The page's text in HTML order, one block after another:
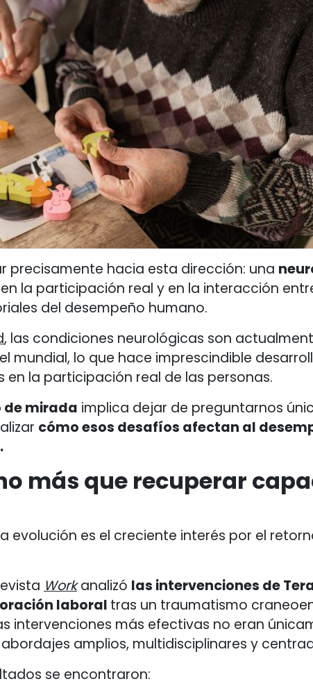
precisamente hacia esta dirección: una
la participación real y en la interacción
del desempeño humano.
, las condiciones neurológicas son
mundial, lo que hace imprescindible
la participación real de las personas.
de mirada implica dejar de preguntarnos
cómo esos desafíos afectan al
más que recuperar
evolución es el creciente interés por el
Workanalizó las intervenciones de
laboral tras un traumatismo
intervenciones más efectivas no eran
amplios, multidisciplinares y
se encontraron: